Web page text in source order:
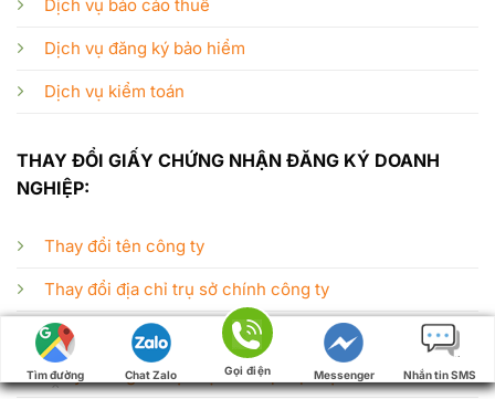
Dịch vụ báo cáo thuế
Dịch vụ đăng ký bảo hiểm
Dịch vụ kiểm toán
THAY ĐỔI GIẤY CHỨNG NHẬN ĐĂNG KÝ DOANH
NGHIỆP:
Thay đổi tên công ty
Thay đổi địa chỉ trụ sở chính công ty
Thay đổi ngành nghề kinh doanh
Thay đổi người đại diện theo pháp luật
Tìm đường Chat Zalo Gọi điện Messenger Nhắn tin SMS